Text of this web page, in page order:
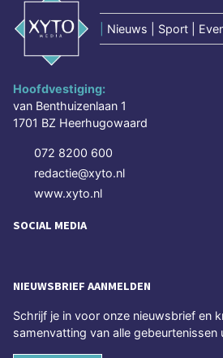
Nieuws | Sport |
Hoofdvestiging:
van Benthuizenlaan 1
1701 BZ Heerhugowaard
072 8200 600
redactie@xyto.nl
www.xyto.nl
SOCIAL MEDIA
NIEUWSBRIEF AANMELDEN
Schrijf je in voor onze nieuwsbrief en
samenvatting van alle gebeurtenissen